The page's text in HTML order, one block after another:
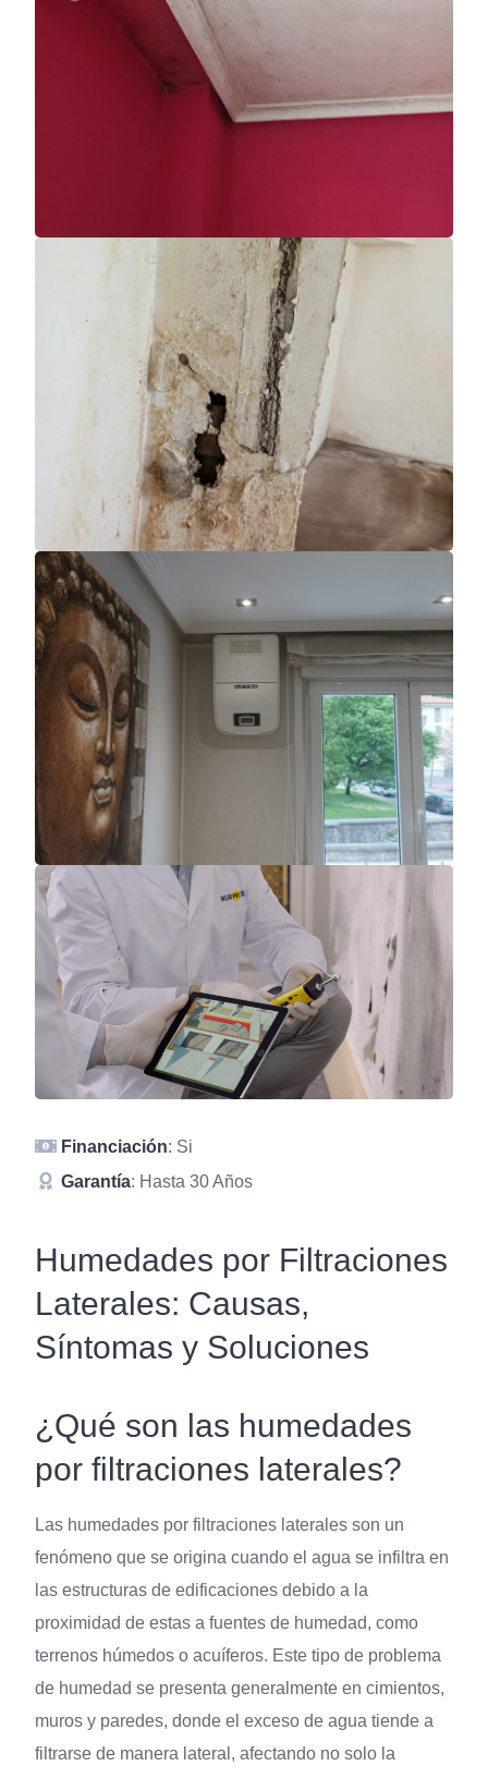
Financiación: Si
Garantía: Hasta 30 Años
Humedades por Filtraciones
Laterales: Causas,
Síntomas y Soluciones
¿Qué son las humedades
por filtraciones laterales?
Las humedades por filtraciones laterales son un
fenómeno que se origina cuando el agua se infiltra en
las estructuras de edificaciones debido a la
proximidad de estas a fuentes de humedad, como
terrenos húmedos o acuíferos. Este tipo de problema
de humedad se presenta generalmente en cimientos,
muros y paredes, donde el exceso de agua tiende a
filtrarse de manera lateral, afectando no solo la